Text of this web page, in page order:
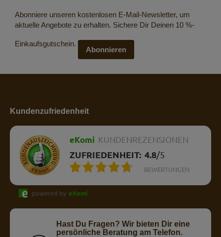
Abonniere unseren kostenlosen E-Mail-Newsletter, um
aktuelle Angebote zu erhalten. Sichere Dir Deinen 10 %-
Einkaufsgutschein.
Abonnieren
Kundenzufriedenheit
eKomi KUNDENREZENSIONEN
ZUFRIEDENHEIT: 4.8/5
BEWERTUNGEN
powered by eKomi
Hast Du Fragen? Wir bieten Dir eine
persönliche Beratung am Telefon.